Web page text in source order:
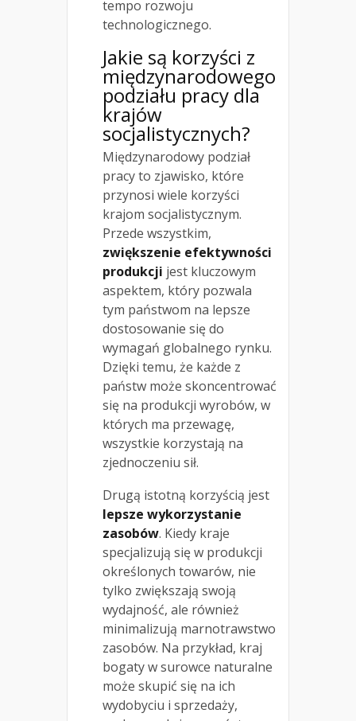
tempo rozwoju
technologicznego.
Jakie są korzyści z
międzynarodowego
podziału pracy dla
krajów
socjalistycznych?
Międzynarodowy podział
pracy to zjawisko, które
przynosi wiele korzyści
krajom socjalistycznym.
Przede wszystkim,
zwiększenie efektywności
produkcji jest kluczowym
aspektem, który pozwala
tym państwom na lepsze
dostosowanie się do
wymagań globalnego rynku.
Dzięki temu, że każde z
państw może skoncentrować
się na produkcji wyrobów, w
których ma przewagę,
wszystkie korzystają na
zjednoczeniu sił.
Drugą istotną korzyścią jest
lepsze wykorzystanie
zasobów. Kiedy kraje
specjalizują się w produkcji
określonych towarów, nie
tylko zwiększają swoją
wydajność, ale również
minimalizują marnotrawstwo
zasobów. Na przykład, kraj
bogaty w surowce naturalne
może skupić się na ich
wydobyciu i sprzedaży,